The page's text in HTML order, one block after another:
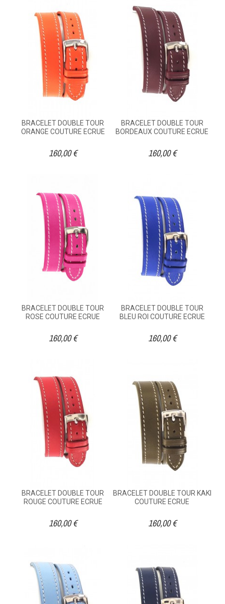
BRACELET DOUBLE TOUR
ORANGE COUTURE ECRUE
160,00 €
BRACELET DOUBLE TOUR
BORDEAUX COUTURE ECRUE
160,00 €
BRACELET DOUBLE TOUR
ROSE COUTURE ECRUE
160,00 €
BRACELET DOUBLE TOUR
BLEU ROI COUTURE ECRUE
160,00 €
BRACELET DOUBLE TOUR
ROUGE COUTURE ECRUE
160,00 €
BRACELET DOUBLE TOUR KAKI
COUTURE ECRUE
160,00 €